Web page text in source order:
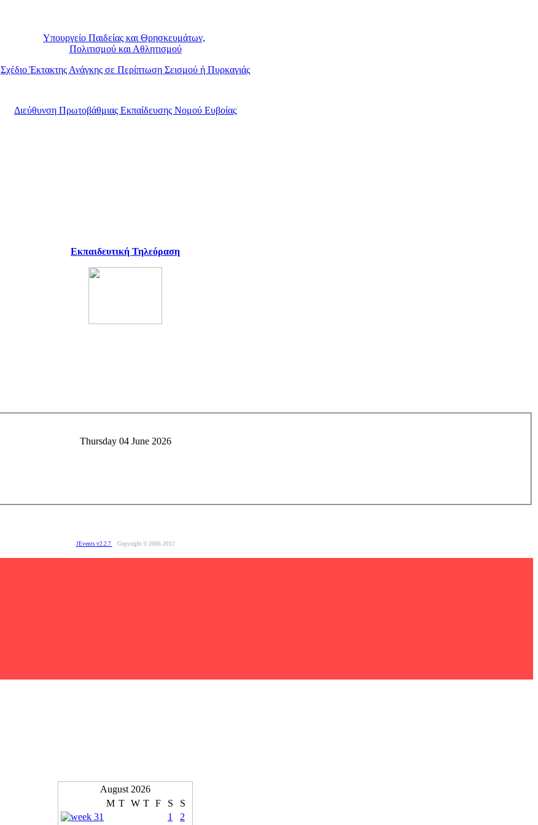
Υπουργείο Παιδείας και Θρησκευμάτων,
Πολιτισμού και Αθλητισμού
Σχέδιο Έκτακτης Ανάγκης σε Περίπτωση Σεισμού ή Πυρκαγιάς
Διεύθυνση Πρωτοβάθμιας Εκπαίδευσης Νομού Ευβοίας
Εκπαιδευτική Τηλεόραση
Thursday 04 June 2026
JEvents v2.2.7 Copyright © 2006-2012
August 2026
M T W T F S
S
1
2